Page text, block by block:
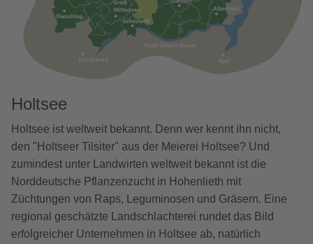
Holtsee
Holtsee ist weltweit bekannt. Denn wer kennt ihn nicht,
den "Holtseer Tilsiter" aus der Meierei Holtsee? Und
zumindest unter Landwirten weltweit bekannt ist die
Norddeutsche Pflanzenzucht in Hohenlieth mit
Züchtungen von Raps, Leguminosen und Gräsern. Eine
regional geschätzte Landschlachterei rundet das Bild
erfolgreicher Unternehmen in Holtsee ab, natürlich